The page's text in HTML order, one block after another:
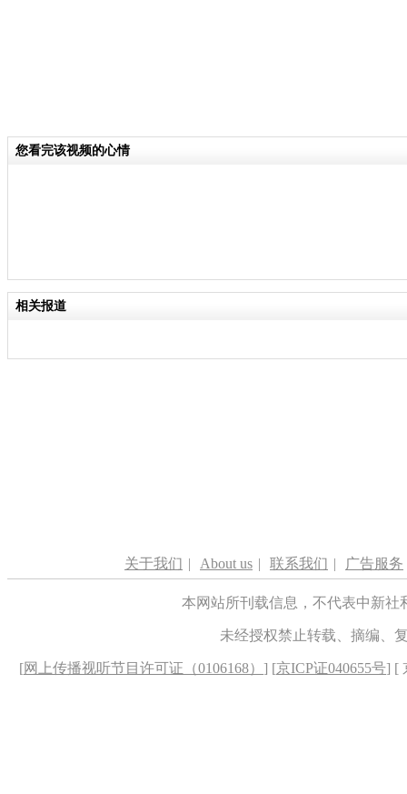
您看完该视频的心情
相关报道
关于我们 | About us | 联系我们 | 广告服务
本网站所刊载信息，不代表中新
未经授权禁止转载、摘编、
[网上传播视听节目许可证（0106168） ] [京ICP证040655号] [